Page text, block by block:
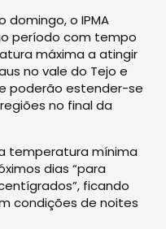
domingo, o IPMA
período com tempo
máxima a atingir
no vale do Tejo e
poderão estender-se
no final da
temperatura mínima
dias “para
ficando
condições de noites